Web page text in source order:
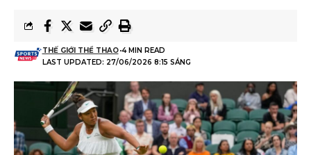
LAST UPDATED: 27/06/2026 8:15 SÁNG
THẾ GIỚI THỂ THAO 4 MIN READ